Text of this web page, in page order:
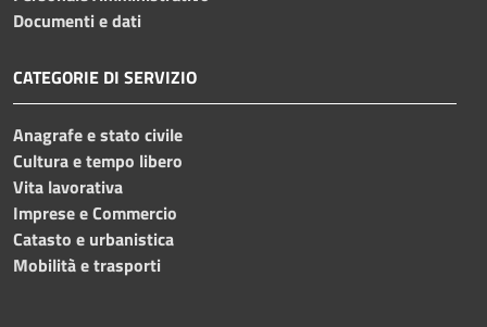
Documenti e dati
CATEGORIE DI SERVIZIO
Anagrafe e stato civile
Cultura e tempo libero
Vita lavorativa
Imprese e Commercio
Catasto e urbanistica
Mobilità e trasporti